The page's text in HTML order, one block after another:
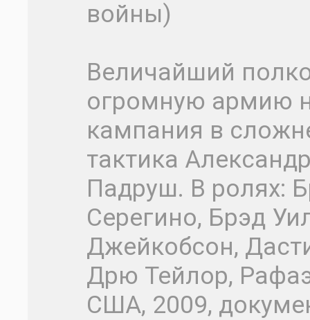
войны)
Величайший
огромную армию
кампания в
тактика
Падруш. В ролях:
Серегино, Брэд
Джейкобсон,
Дрю Тейлор,
США, 2009,